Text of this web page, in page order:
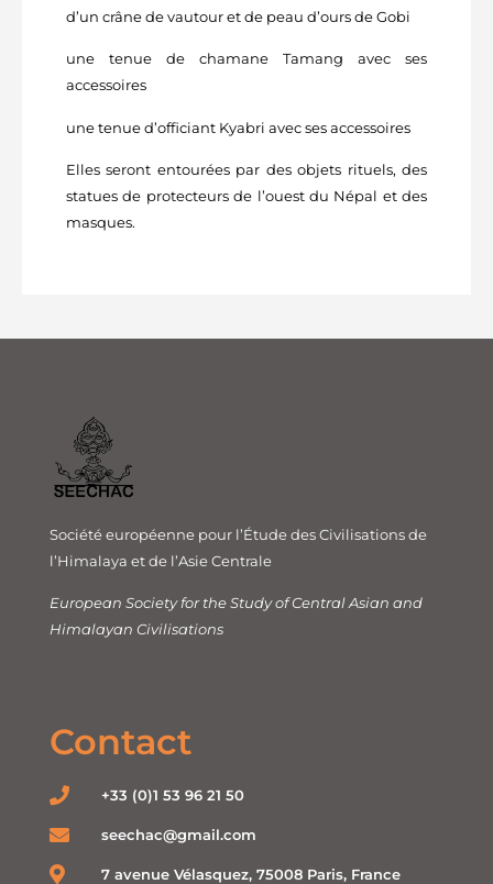
d’un crâne de vautour et de peau d’ours de Gobi
une tenue de chamane Tamang avec ses
accessoires
une tenue d’officiant Kyabri avec ses accessoires
Elles seront entourées par des objets rituels, des
statues de protecteurs de l’ouest du Népal et des
masques.
Société européenne pour l’Étude des Civilisations de
l’Himalaya et de l’Asie Centrale
European Society for the Study of Central Asian and
Himalayan Civilisations
Contact
+33 (0)1 53 96 21 50
seechac@gmail.com
7 avenue Vélasquez, 75008 Paris, France